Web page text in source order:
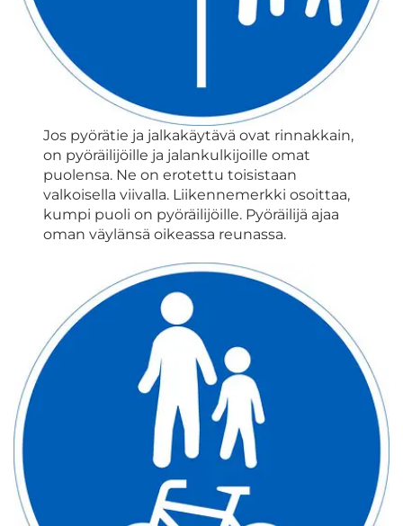
Jos pyörätie ja jalkakäytävä ovat rinnakkain,
on pyöräilijöille ja jalankulkijoille omat
puolensa. Ne on erotettu toisistaan
valkoisella viivalla. Liikennemerkki osoittaa,
kumpi puoli on pyöräilijöille. Pyöräilijä ajaa
oman väylänsä oikeassa reunassa.